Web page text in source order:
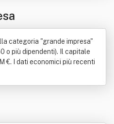
categoria "grande impresa"
o più dipendenti). Il capitale
€. I dati economici più recenti